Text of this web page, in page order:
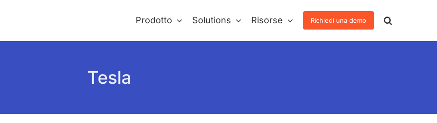
Prodotto Solutions Risorse Richiedi una demo
Tesla